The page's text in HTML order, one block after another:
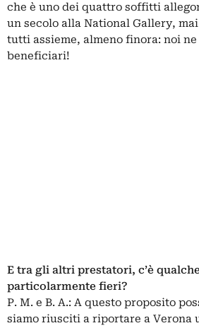
che è uno dei quattro soffitti
un secolo alla National Gallery,
tutti assieme, almeno finora: noi
beneficiari!
E tra gli altri prestatori, c’è
particolarmente fieri?
P. M. e B. A.: A questo proposito
siamo riusciti a riportare a Verona